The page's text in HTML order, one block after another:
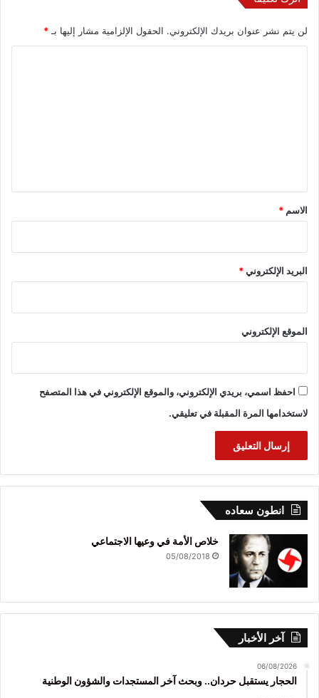
لن يتم نشر عنوان بريدك الإلكتروني. الحقول الإلزامية مشار إليها بـ*
*
الاسم *
البريد الإلكتروني*
الموقع الإلكتروني
احفظ اسمي، بريدي الإلكتروني، والموقع الإلكتروني في هذا المتصفح
لاستخدامها المرة المقبلة في تعليقي.
انطون سعاده
خلاص الأمة في وعيها الاجتماعي
05/08/2018
آخر الأخبار
06/08/2026
الحجار يستقبل حردان.. وبحث آخر المستجدات والشؤون الوطنية